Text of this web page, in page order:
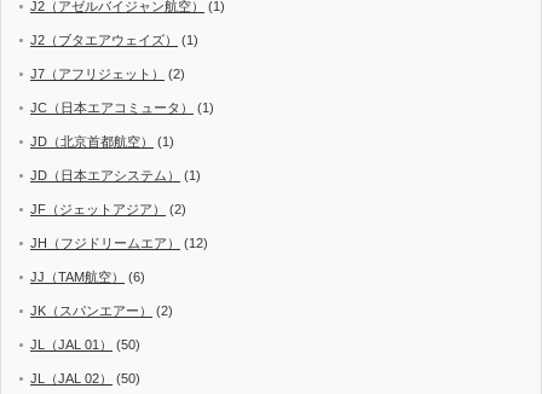
J2（アゼルバイジャン航空） (1)
J2（ブタエアウェイズ） (1)
J7（アフリジェット） (2)
JC（日本エアコミュータ） (1)
JD（北京首都航空） (1)
JD（日本エアシステム） (1)
JF（ジェットアジア） (2)
JH（フジドリームエア） (12)
JJ（TAM航空） (6)
JK（スパンエアー） (2)
JL（JAL 01） (50)
JL（JAL 02） (50)